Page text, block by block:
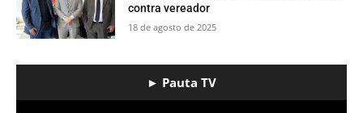
contra vereador
18 de agosto de 2025
► Pauta TV